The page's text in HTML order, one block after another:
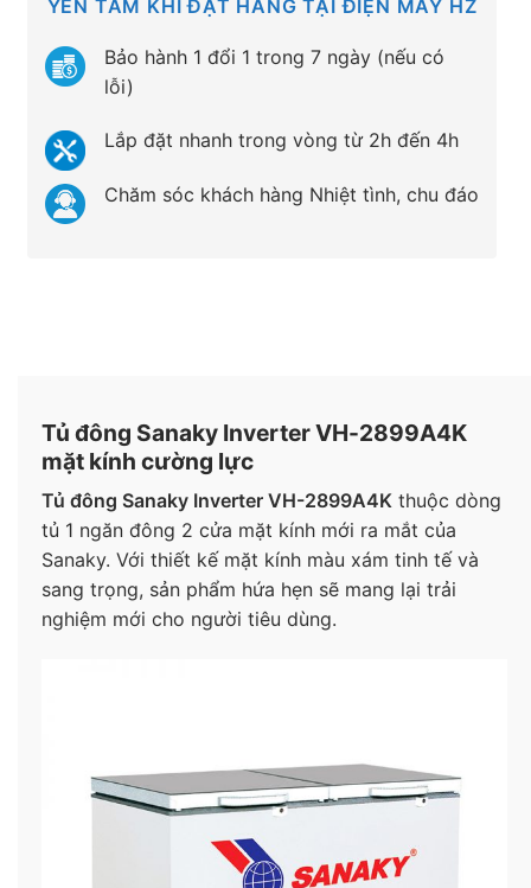
YÊN TÂM KHI ĐẶT HÀNG TẠI ĐIỆN MÁY HZ
Bảo hành 1 đổi 1 trong 7 ngày (nếu có
lỗi)
Lắp đặt nhanh trong vòng từ 2h đến 4h
Chăm sóc khách hàng Nhiệt tình, chu đáo
Tủ đông Sanaky Inverter VH-2899A4K
mặt kính cường lực
Tủ đông Sanaky Inverter VH-2899A4K thuộc dòng
tủ 1 ngăn đông 2 cửa mặt kính mới ra mắt của
Sanaky. Với thiết kế mặt kính màu xám tinh tế và
sang trọng, sản phẩm hứa hẹn sẽ mang lại trải
nghiệm mới cho người tiêu dùng.